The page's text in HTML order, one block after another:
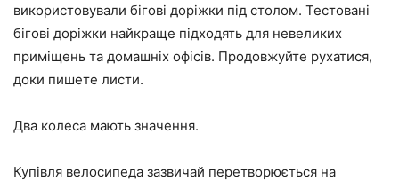
використовували бігові доріжки під столом. Тестовані
бігові доріжки найкраще підходять для невеликих
приміщень та домашніх офісів. Продовжуйте рухатися,
доки пишете листи.
Два колеса мають значення.
Купівля велосипеда зазвичай перетворюється на